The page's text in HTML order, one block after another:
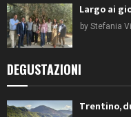
Largo ai
by Stefania
DEGUSTAZIONI
Trentino,